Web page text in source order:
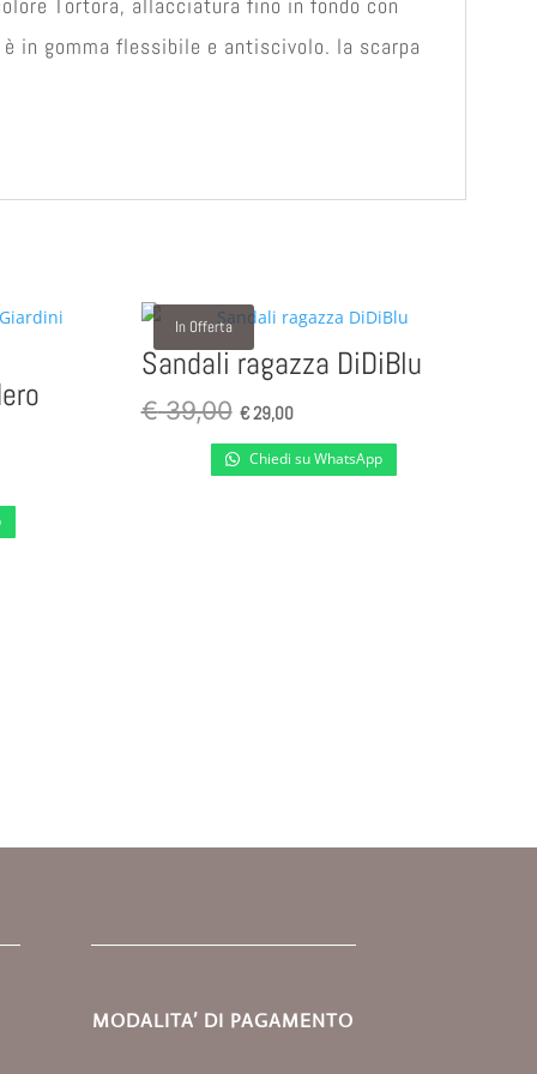
in gomma flessibile e antiscivolo. la scarpa
In Offerta
Sandali ragazza DiDiBlu
€39,00 Il
prezzo
originale
€29,00Il
prezzo
attuale
Chiedi su WhatsApp
MODALITA’ DI PAGAMENTO